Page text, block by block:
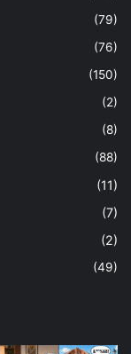
(79)
(76)
(150)
(2)
(8)
(88)
(11)
(7)
(2)
(49)